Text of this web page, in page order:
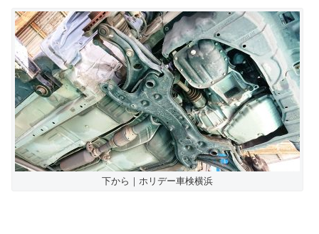
下から｜ホリデー車検横浜